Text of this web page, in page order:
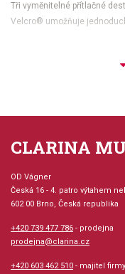
Tři vyměnitelné přítlačné
Velcro® umožňuje
destičky a pružného strojku
"temný" zvuk.
kožená svěrka plátku
CLARINA
OD Vágner
Česká 16 - 4. patro výtahem
602 00 Brno, Česká republika
+420 739 477 786 - prodejna
prodejna@clarina.cz
+420 603 462 510 - majitel firmy